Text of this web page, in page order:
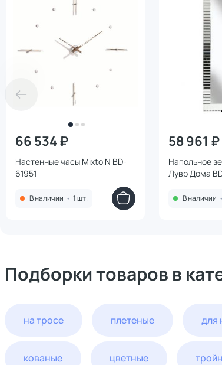
66 534 ₽
Настенные часы Mixto N BD-
61951
В наличии • 1 шт.
58 961 ₽
Напольное
Лувр Дома
В наличии •
Подборки товаров в
на тросе плетеные для
кованые цветные